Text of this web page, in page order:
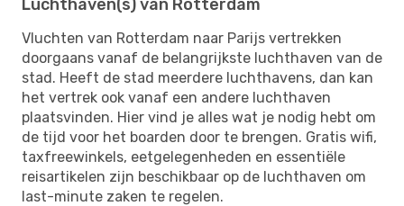
Luchthaven(s) van Rotterdam
Vluchten van Rotterdam naar Parijs vertrekken
doorgaans vanaf de belangrijkste luchthaven van de
stad. Heeft de stad meerdere luchthavens, dan kan
het vertrek ook vanaf een andere luchthaven
plaatsvinden. Hier vind je alles wat je nodig hebt om
de tijd voor het boarden door te brengen. Gratis wifi,
taxfreewinkels, eetgelegenheden en essentiële
reisartikelen zijn beschikbaar op de luchthaven om
last-minute zaken te regelen.